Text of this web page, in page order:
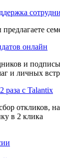
онлайн
и
и личных
раза с Talantix
откликов,
в 2 клика